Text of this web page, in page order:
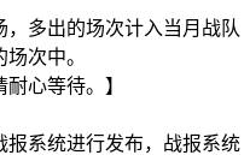
多出的场次计入当月战队
次中。
心等待。】
系统进行发布，战报系统